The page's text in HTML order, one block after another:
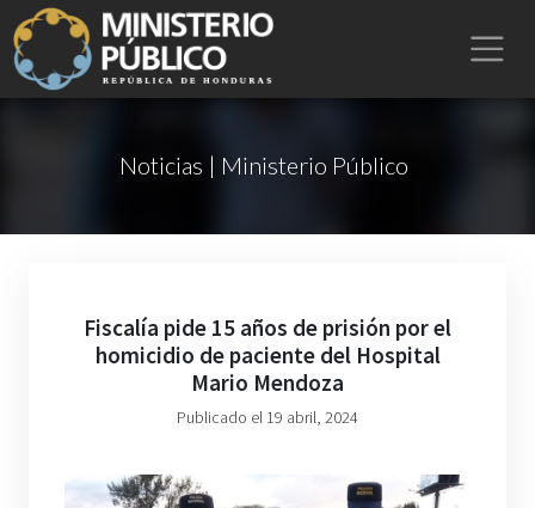
Noticias | Ministerio Público
Fiscalía pide 15 años de prisión por el
homicidio de paciente del Hospital
Mario Mendoza
Publicado el 19 abril, 2024